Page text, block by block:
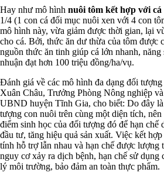
Hay như mô hình nuôi tôm kết hợp với cá
1/4 (1 con cá đối mục nuôi xen với 4 con
mô hình này, vừa giảm được thời gian, lại
cho cá. Bởi, thức ăn dư thừa của tôm được
nguồn thức ăn tinh giúp cá lớn nhanh, năng
nhuận đạt hơn 100 triệu đồng/ha/vụ.
Đánh giá về các mô hình đa dạng đối
Xuân Châu, Trưởng Phòng Nông nghiệp
UBND huyện Tĩnh Gia, cho biết: Do đây
tượng con nuôi trên cùng một diện tích,
điểm sinh học của đối tượng đó để hạn chế
đầu tư, tăng hiệu quả sản xuất. Việc kết
tính hỗ trợ lẫn nhau và hạn chế được lượng
nguy cơ xảy ra dịch bệnh, hạn chế sử dụng
lý môi trường, bảo đảm an toàn thực phẩm.